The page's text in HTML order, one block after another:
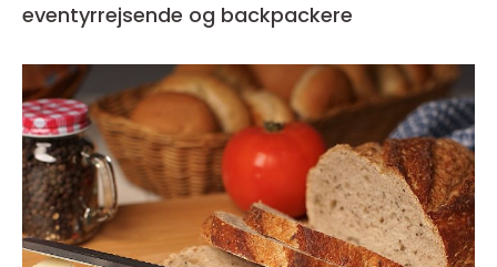
eventyrrejsende og backpackere